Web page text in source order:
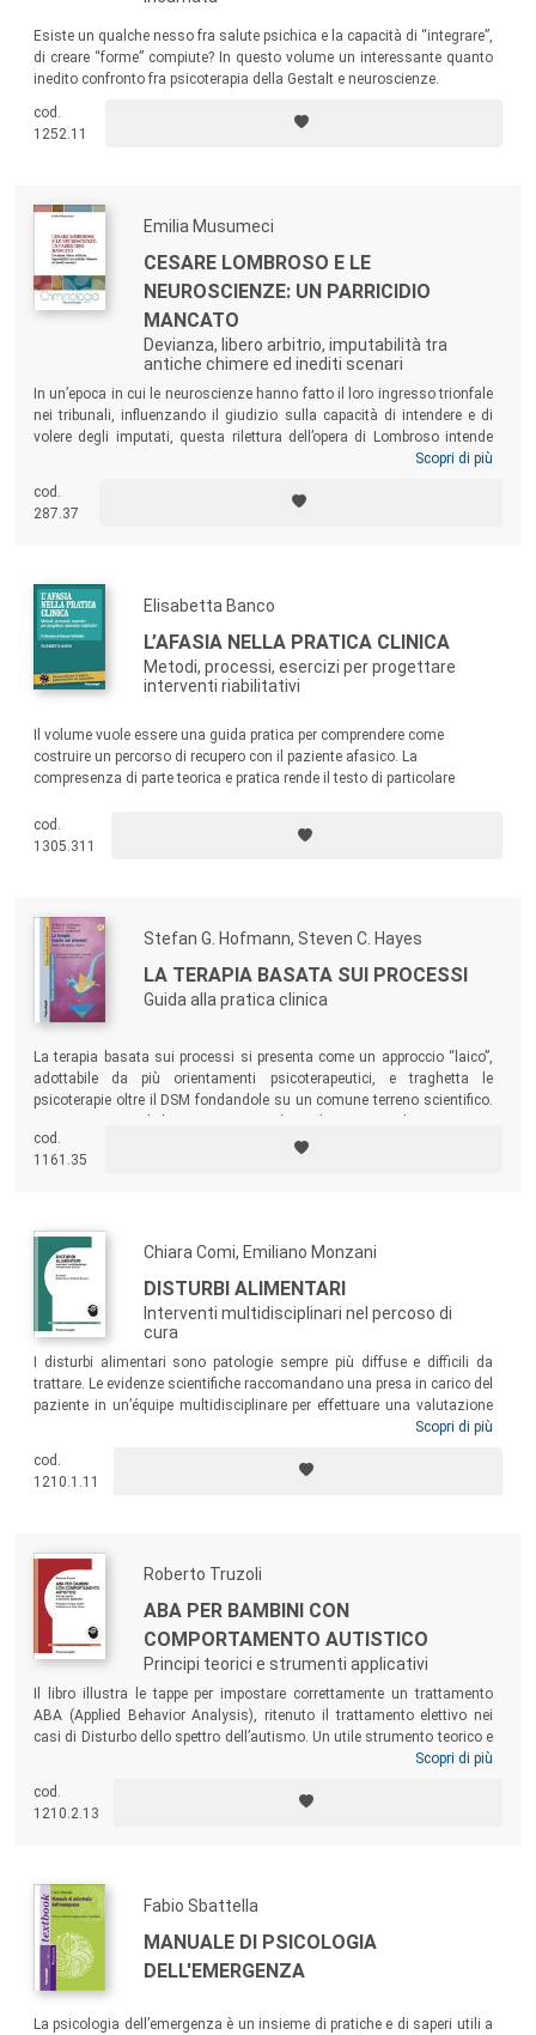
Esiste un qualche nesso fra salute psichica e la capacità di “integrare”,
di creare “forme” compiute? In questo volume un interessante quanto
inedito confronto fra psicoterapia della Gestalt e neuroscienze.
cod.
1252.11
Emilia Musumeci
CESARE LOMBROSO E LE
NEUROSCIENZE: UN PARRICIDIO
MANCATO
Devianza, libero arbitrio, imputabilità tra
antiche chimere ed inediti scenari
In un’epoca in cui le neuroscienze hanno fatto il loro ingresso trionfale
nei tribunali, influenzando il giudizio sulla capacità di intendere e di
volere degli imputati, questa rilettura dell’opera di Lombroso intende
capire se i neuroscienziati che rigettano le sue tesi su crimine e
compiendo un
, riproponendo lo stesso paradigma
che cercano, in tutti i modi, di negare.
Scopri di più
cod.
287.37
Elisabetta Banco
L’AFASIA NELLA PRATICA CLINICA
Metodi, processi, esercizi per progettare
interventi riabilitativi
Il volume vuole essere una guida pratica per comprendere come
costruire un percorso di recupero con il paziente afasico. La
compresenza di parte teorica e pratica rende il testo di particolare
neuropsicologici – che in équipe collaborano nella costruzione del
progetto riabilitativo.
cod.
1305.311
Stefan G. Hofmann, Steven C. Hayes
LA TERAPIA BASATA SUI PROCESSI
Guida alla pratica clinica
La terapia basata sui processi si presenta come un approccio “laico”,
adottabile da più orientamenti psicoterapeutici, e traghetta le
psicoterapie oltre il DSM fondandole su un comune terreno scientifico.
una concettualizzazione del caso e alla scelta degli strumenti
terapeutici empiricamente validati ritenuti più adatti ad agire sulle
cod.
1161.35
Chiara Comi, Emiliano Monzani
DISTURBI ALIMENTARI
Interventi multidisciplinari nel percoso di
cura
I disturbi alimentari sono patologie sempre più diffuse e difficili da
trattare. Le evidenze scientifiche raccomandano una presa in carico del
paziente in un’équipe multidisciplinare per effettuare una valutazione
diagnostica multidimensionale e proporre un intervento in grado di
comorbilità psichiatriche, internistiche, nutrizionali e il lavoro con le
famiglie. Questo libro vuole essere un utile strumento per i
figure che svolgono un importante ruolo nell’intercettazione precoce dei
disturbi alimentari.
Scopri di più
cod.
1210.1.11
Roberto Truzoli
ABA PER BAMBINI CON
COMPORTAMENTO AUTISTICO
Principi teorici e strumenti applicativi
Il libro illustra le tappe per impostare correttamente un trattamento
ABA (Applied Behavior Analysis), ritenuto il trattamento elettivo nei
casi di Disturbo dello spettro dell’autismo. Un utile strumento teorico e
pratico, formativo per gli studenti e per quanti stanno acquisendo il
psicologi, educatori, personale sanitario, assistenti sociali, genitori –
sono interessati a conoscere l’ABA e i suoi risvolti applicativi.
Scopri di più
cod.
1210.2.13
Fabio Sbattella
MANUALE DI PSICOLOGIA
DELL'EMERGENZA
La psicologia dell’emergenza è un insieme di pratiche e di saperi utili a